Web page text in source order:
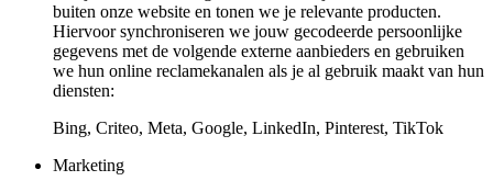
buiten onze website en tonen we je relevante producten.
Hiervoor synchroniseren we jouw gecodeerde persoonlijke
gegevens met de volgende externe aanbieders en gebruiken
we hun online reclamekanalen als je al gebruik maakt van hun
diensten:
Bing, Criteo, Meta, Google, LinkedIn, Pinterest, TikTok
Marketing